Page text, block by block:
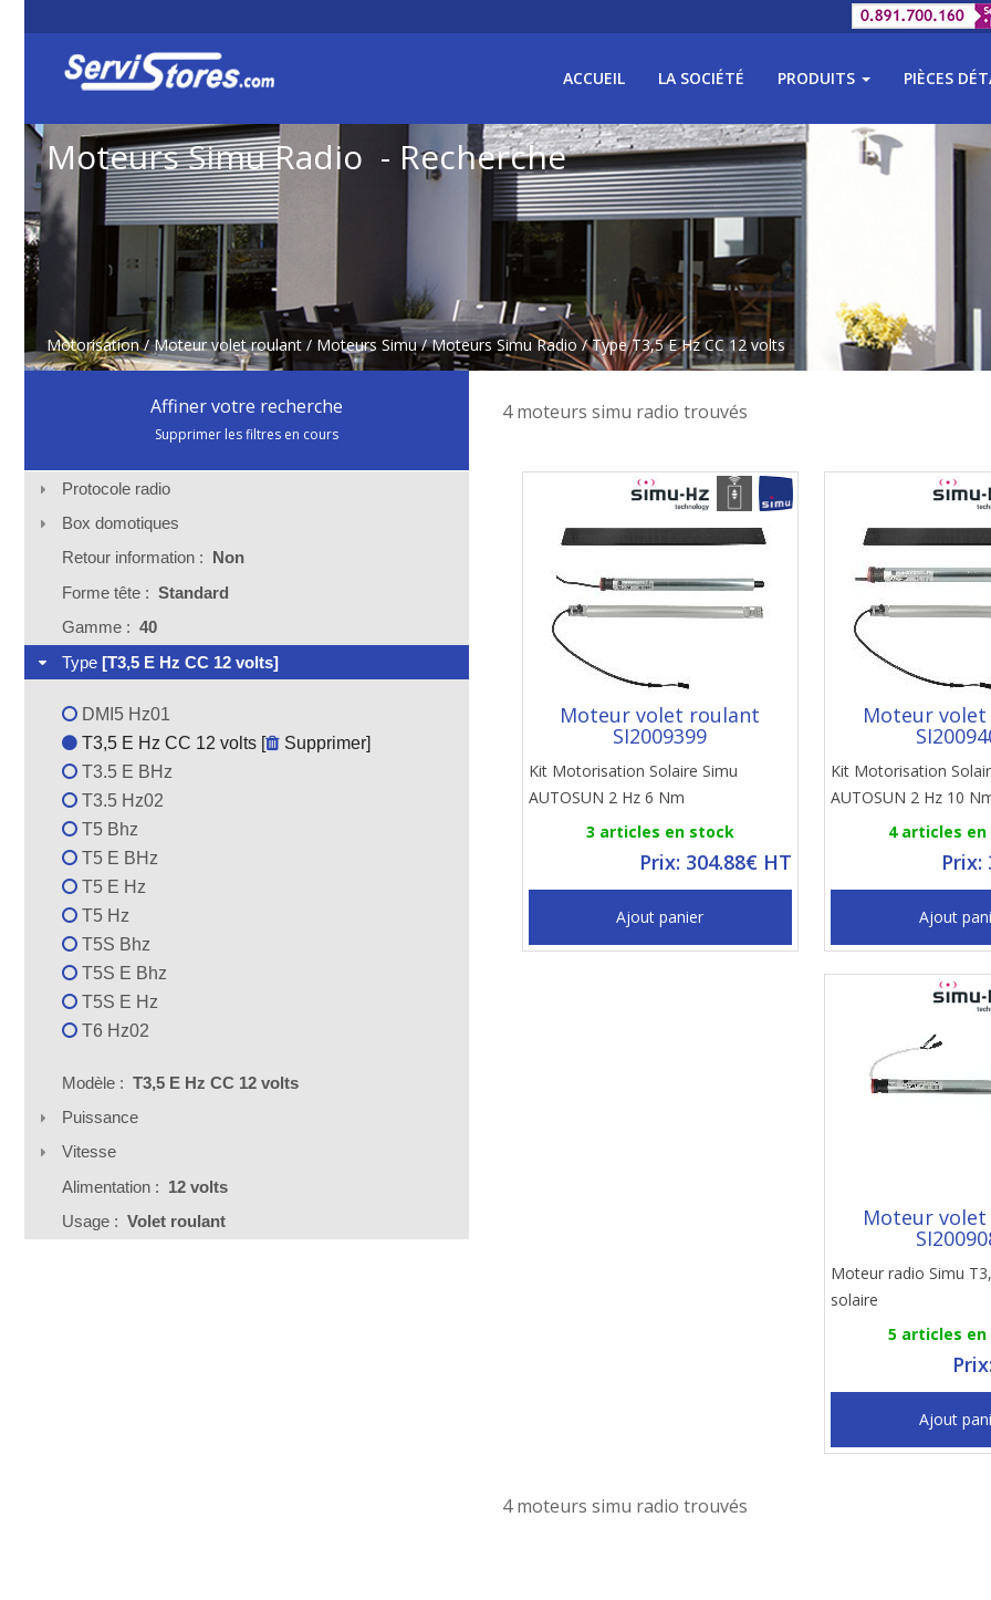
ACCUEIL LA SOCIÉTÉ PRODUITS PIÈCES
Moteurs Simu Radio - Recherche
Motorisation /Moteur volet roulant / Moteurs Simu /Moteurs Simu Radio / Type T3,5 E Hz CC 12 volts
Affiner votre recherche
Supprimer les filtres en cours
Protocole radio
Box domotiques
Retour information : Non
Forme tête : Standard
Gamme : 40
Type [T3,5 E Hz CC 12 volts]
DMI5 Hz01
T3,5 E Hz CC 12 volts [
Supprimer]
T3.5 E BHz
T3.5 Hz02
T5 Bhz
T5 E BHz
T5 E Hz
T5 Hz
T5S Bhz
T5S E Bhz
T5S E Hz
T6 Hz02
Modèle : T3,5 E Hz CC 12 volts
Puissance
Vitesse
Alimentation : 12 volts
Usage : Volet roulant
4 moteurs simu radio trouvés
Moteur volet roulant
SI2009399
Kit Motorisation Solaire Simu
AUTOSUN 2 Hz 6 Nm
3 articles en stock
Prix: 304.88€ HT
Ajout panier
Moteur
Kit Motorisation
AUTOSUN 2 Hz 10
4 articles
Prix:
Ajout
Moteur
Moteur radio Simu
solaire
5 articles
Ajout
4 moteurs simu radio trouvés